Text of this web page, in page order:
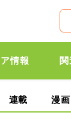
情報
連載 漫画